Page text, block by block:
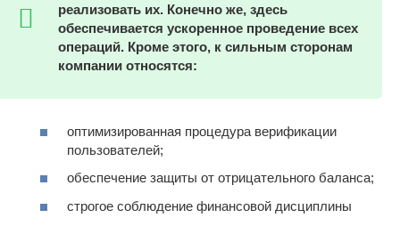
реализовать их. Конечно же, здесь
обеспечивается ускоренное проведение всех
операций. Кроме этого, к сильным сторонам
компании относятся:
оптимизированная процедура верификации
пользователей;
обеспечение защиты от отрицательного баланса;
строгое соблюдение финансовой дисциплины